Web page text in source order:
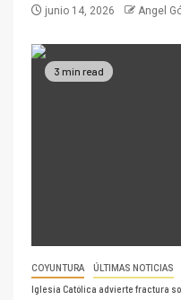
junio 14, 2026 Angel
3 min read
COYUNTURA ÚLTIMAS NOTICIAS
Iglesia Católica advierte fractura